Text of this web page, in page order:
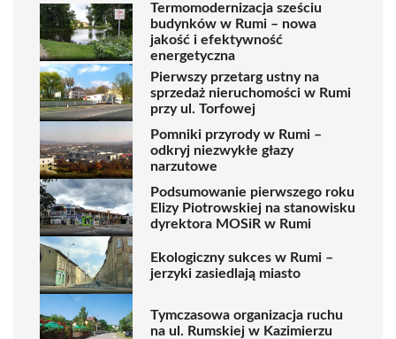
Termomodernizacja sześciu
budynków w Rumi – nowa
jakość i efektywność
energetyczna
Pierwszy przetarg ustny na
sprzedaż nieruchomości w Rumi
przy ul. Torfowej
Pomniki przyrody w Rumi –
odkryj niezwykłe głazy
narzutowe
Podsumowanie pierwszego roku
Elizy Piotrowskiej na stanowisku
dyrektora MOSiR w Rumi
Ekologiczny sukces w Rumi –
jerzyki zasiedlają miasto
Tymczasowa organizacja ruchu
na ul. Rumskiej w Kazimierzu